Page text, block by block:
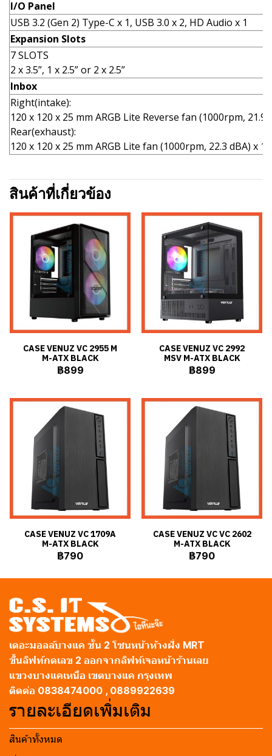
I/O Panel
USB 3.2 (Gen 2) Type-C x 1, USB 3.0 x 2, HD Audio x 1
Expansion Slots
7 SLOTS
2 x 3.5”, 1 x 2.5” or 2 x 2.5”
Inbox
Right(intake):
120 x 120 x 25 mm ARGB Lite Reverse fan (1000rpm, 21.9
Rear(exhaust):
120 x 120 x 25 mm ARGB Lite fan (1000rpm, 22.3 dBA) x 1
สินค้าที่เกี่ยวข้อง
CASE VENUZ VC 2955 M
M-ATX BLACK
฿899
CASE VENUZ VC 2992
MSV M-ATX BLACK
฿899
CASE VENUZ VC 1709A
M-ATX BLACK
฿790
CASE VENUZ VC VC 2602
M-ATX BLACK
฿790
เดอะมอลล์บางแค ชั้น 2 โซนหน้าห้างฝั่ง MRT
ขึ้นลิฟท์กดเลข 2 ออกจากลิฟท์เจอหน้าร้านเลย
แขวงบางแคเหนือ เขตบางแค กรุงเทพ
ติดต่อ 0838474000 , 0889922639
รายละเอียดเพิ่มเติม
สินค้าทั้งหมด